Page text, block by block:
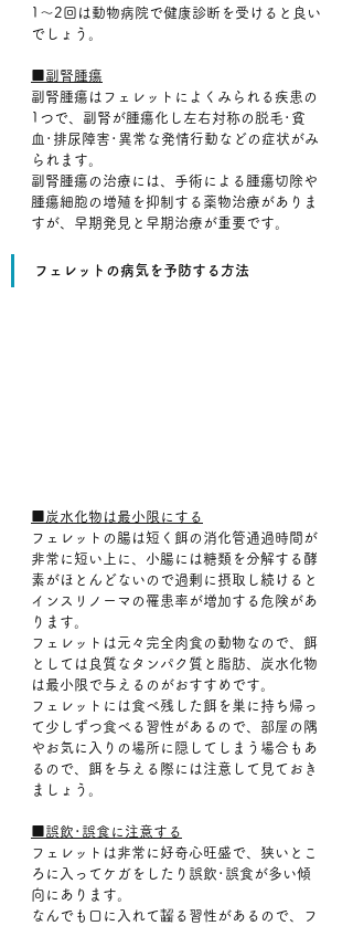
1～2回は動物病院で健康診断を受けると良い
でしょう。
■副腎腫瘍
副腎腫瘍はフェレットによくみられる疾患の
1つで、副腎が腫瘍化し左右対称の脱毛･貧
血･排尿障害･異常な発情行動などの症状がみ
られます。
副腎腫瘍の治療には、手術による腫瘍切除や
腫瘍細胞の増殖を抑制する薬物治療がありま
すが、早期発見と早期治療が重要です。
フェレットの病気を予防する方法
■炭水化物は最小限にする
フェレットの腸は短く餌の消化管通過時間が
非常に短い上に、小腸には糖類を分解する酵
素がほとんどないので過剰に摂取し続けると
インスリノーマの罹患率が増加する危険があ
ります。
フェレットは元々完全肉食の動物なので、餌
としては良質なタンパク質と脂肪、炭水化物
は最小限で与えるのがおすすめです。
フェレットには食べ残した餌を巣に持ち帰っ
て少しずつ食べる習性があるので、部屋の隅
やお気に入りの場所に隠してしまう場合もあ
るので、餌を与える際には注意して見ておき
ましょう。
■誤飲･誤食に注意する
フェレットは非常に好奇心旺盛で、狭いとこ
ろに入ってケガをしたり誤飲･誤食が多い傾
向にあります。
なんでも口に入れて齧る習性があるので、フ